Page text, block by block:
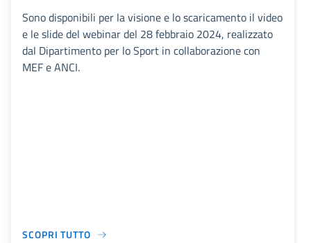
Sono disponibili per la visione e lo scaricamento il video
e le slide del webinar del 28 febbraio 2024, realizzato
dal Dipartimento per lo Sport in collaborazione con
MEF e ANCI.
SCOPRI TUTTO